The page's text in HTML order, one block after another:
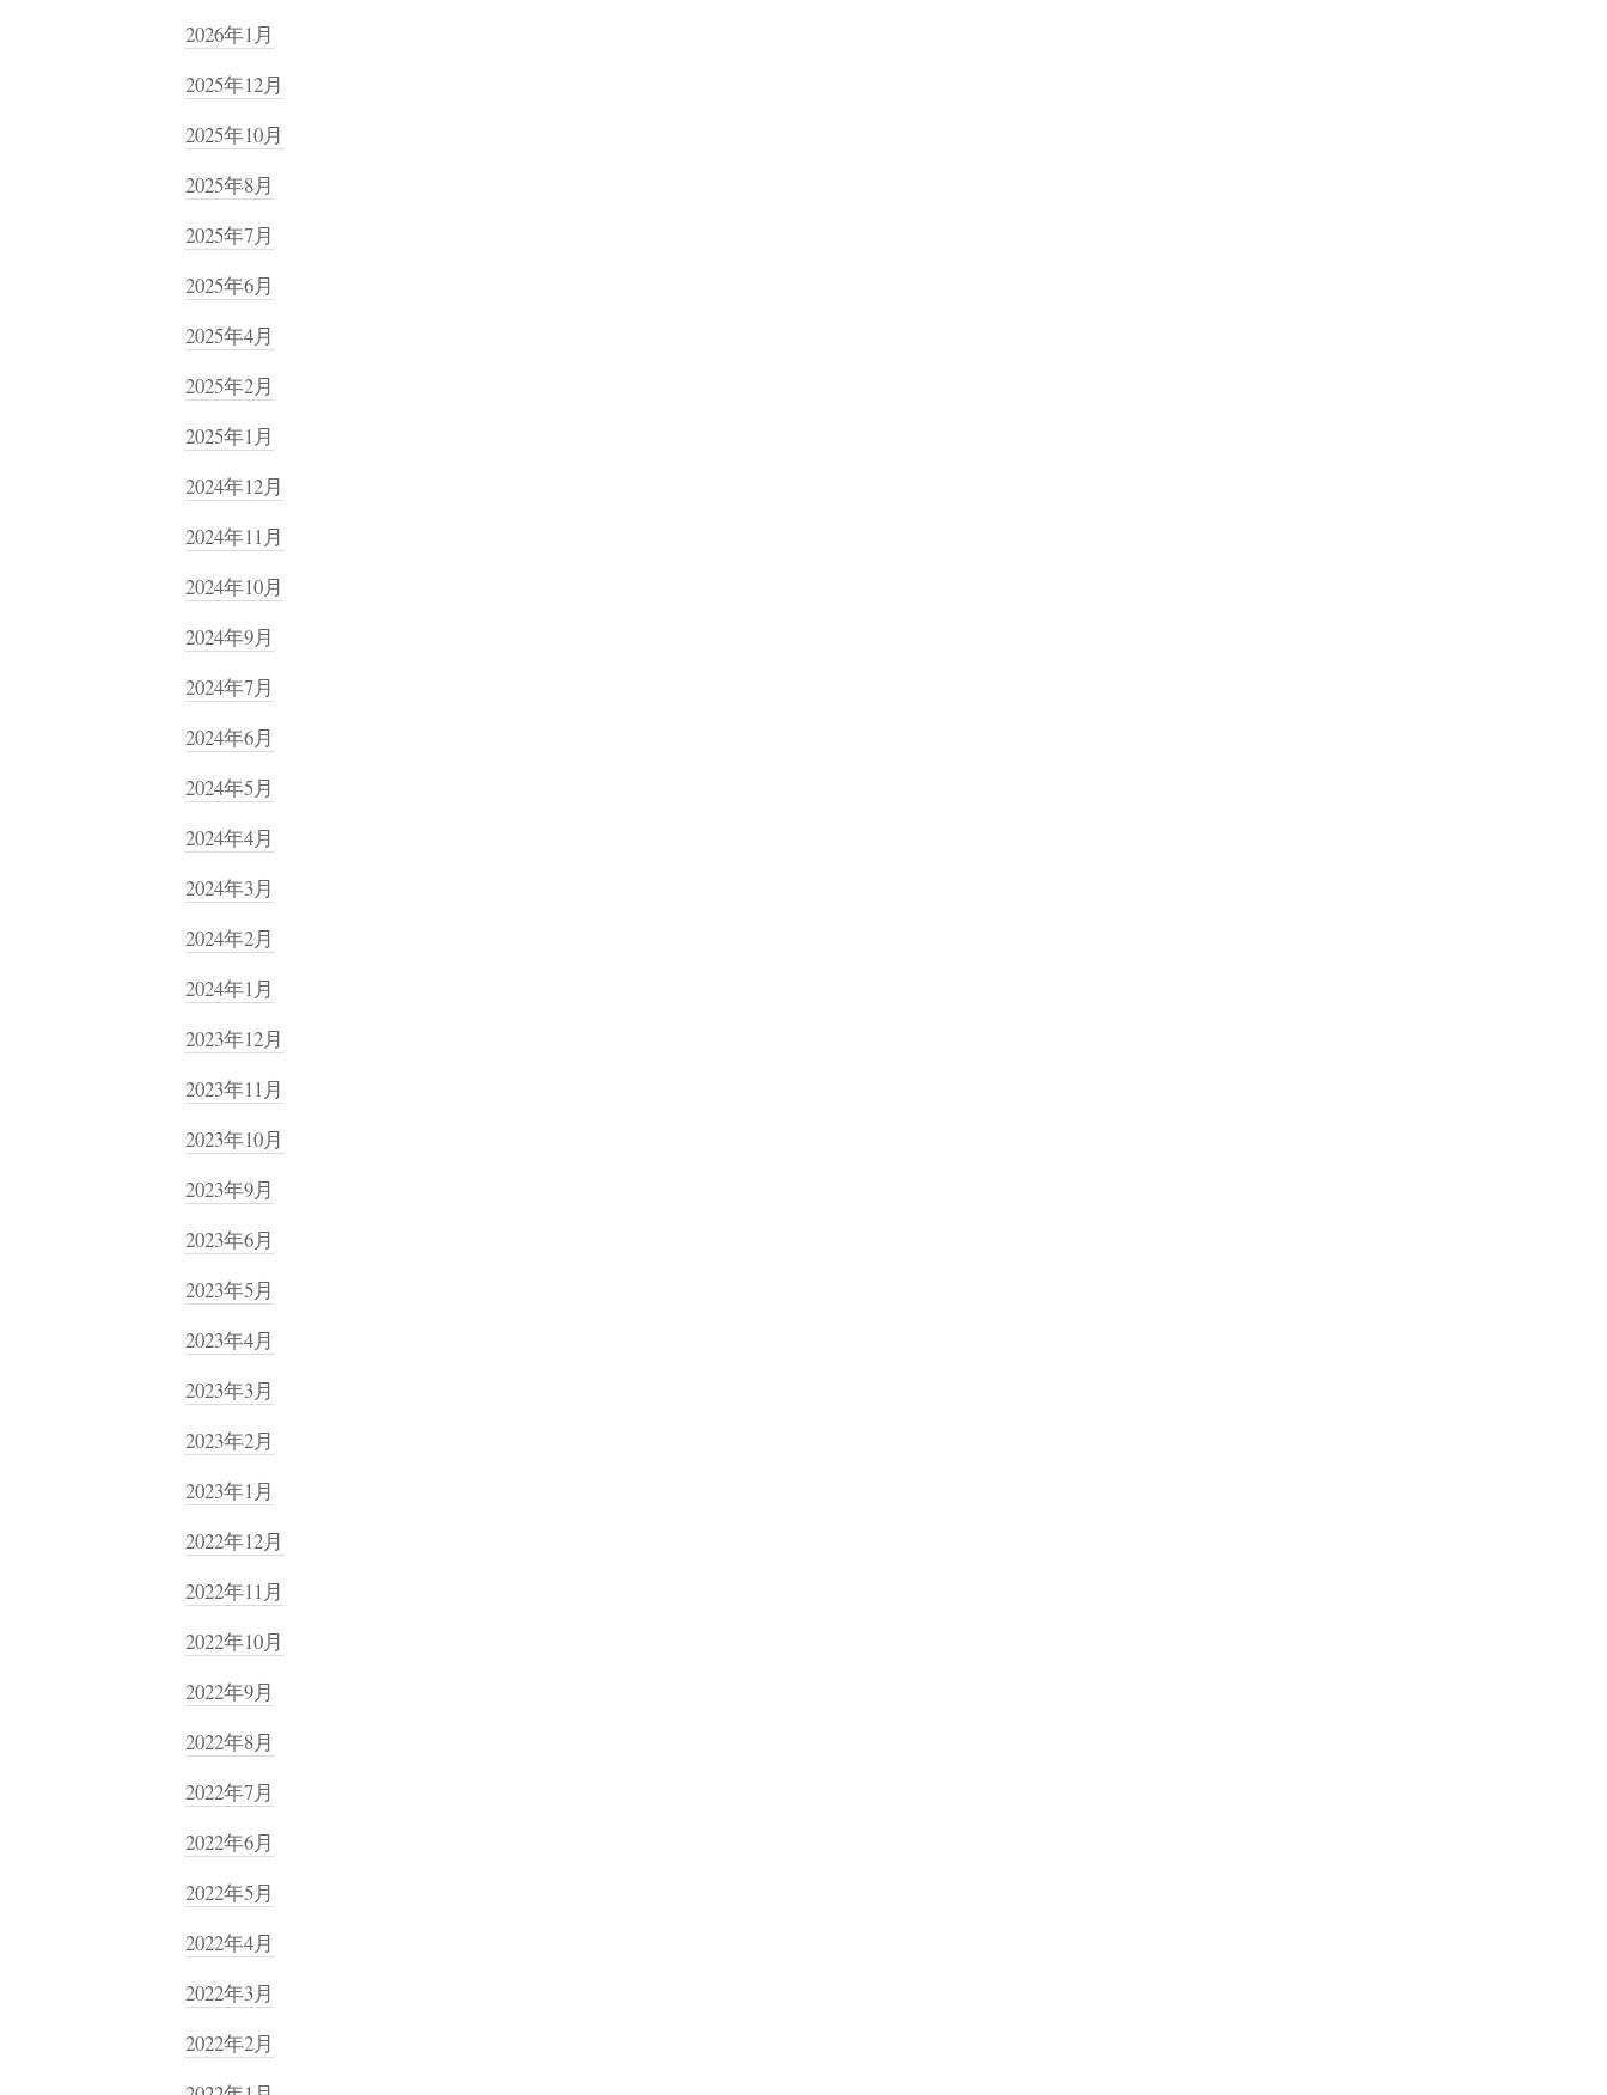
2026年1月
2025年12月
2025年10月
2025年8月
2025年7月
2025年6月
2025年4月
2025年2月
2025年1月
2024年12月
2024年11月
2024年10月
2024年9月
2024年7月
2024年6月
2024年5月
2024年4月
2024年3月
2024年2月
2024年1月
2023年12月
2023年11月
2023年10月
2023年9月
2023年6月
2023年5月
2023年4月
2023年3月
2023年2月
2023年1月
2022年12月
2022年11月
2022年10月
2022年9月
2022年8月
2022年7月
2022年6月
2022年5月
2022年4月
2022年3月
2022年2月